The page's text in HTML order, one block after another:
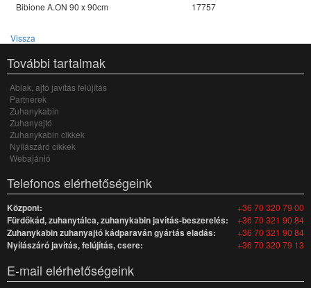
Bibione A.ON 90 x 90cm 17757
Vissza
További tartalmak
Ablak, ajtó javítás felújítás
Partnerek
Zuhanykabin
Zuhanyajtó
Zuhanykabin cikkek
Nyílászáró cikkek
Webajánló
Telefonos elérhetőségeink
Központ: +36 70 320 79 00
Fürdőkád, zuhanytálca, zuhanykabin javítás-beszerelés: +36 70 321 90 84
Zuhanykabin zuhanyajtó kádparaván gyártás eladás: +36 70 321 90 84
Nyílászáró javítás, felújítás, csere: +36 70 320 79 13
E-mail elérhetőségeink